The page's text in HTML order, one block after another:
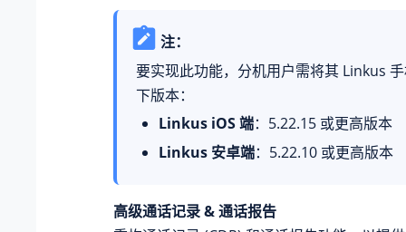
注：
要实现此功能，分机用户需将其 Linkus
下版本：
Linkus iOS 端：5.22.15 或更高版本
Linkus 安卓端：5.22.10 或更高版本
高级通话记录 & 通话报告